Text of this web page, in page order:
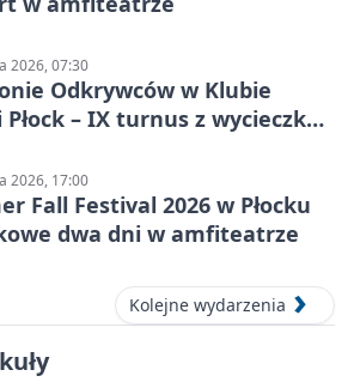
2026, 07:30
Odkrywców w Klubie
Płock – IX turnus z wycieczką
2026, 17:00
Fall Festival 2026 w Płocku
dwa dni w amfiteatrze
Kolejne wydarzenia